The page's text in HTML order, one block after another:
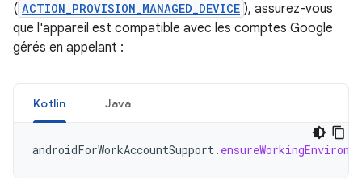
( ACTION_PROVISION_MANAGED_DEVICE ), assurez-vous
que l'appareil est compatible avec les comptes Google
gérés en appelant :
Kotlin Java
androidForWorkAccountSupport.